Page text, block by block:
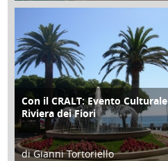
25 Giugno 2016
ATTIVITÀ
Con il CRALT: Evento Culturale
Riviera dei Fiori
di Gianni Tortoriello